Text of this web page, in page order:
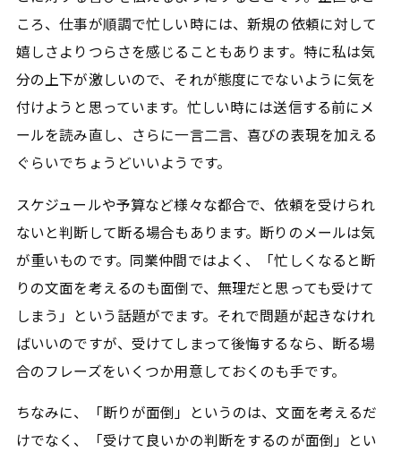
ころ、仕事が順調で忙しい時には、新規の依頼に対して
嬉しさよりつらさを感じることもあります。特に私は気
分の上下が激しいので、それが態度にでないように気を
付けようと思っています。忙しい時には送信する前にメ
ールを読み直し、さらに一言二言、喜びの表現を加える
ぐらいでちょうどいいようです。
スケジュールや予算など様々な都合で、依頼を受けられ
ないと判断して断る場合もあります。断りのメールは気
が重いものです。同業仲間ではよく、「忙しくなると断
りの文面を考えるのも面倒で、無理だと思っても受けて
しまう」という話題がでます。それで問題が起きなけれ
ばいいのですが、受けてしまって後悔するなら、断る場
合のフレーズをいくつか用意しておくのも手です。
ちなみに、「断りが面倒」というのは、文面を考えるだ
けでなく、「受けて良いかの判断をするのが面倒」とい